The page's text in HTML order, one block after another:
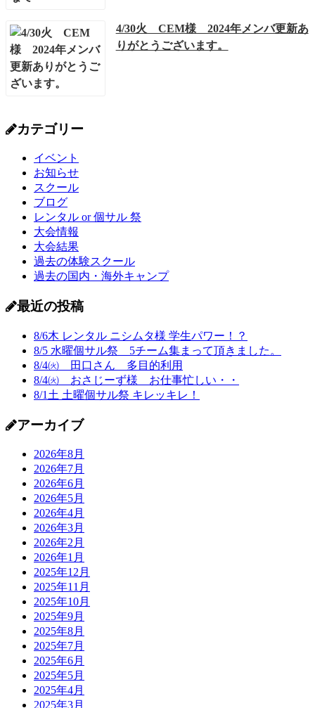
4/30火 CEM様 2024年メンバ更新あ
りがとうございます。
カテゴリー
イベント
お知らせ
スクール
ブログ
レンタル or 個サル 祭
大会情報
大会結果
過去の体験スクール
過去の国内・海外キャンプ
最近の投稿
8/6木 レンタル ニシムタ様 学生パワー！？
8/5 水曜個サル祭 5チーム集まって頂きました。
8/4㈫ 田口さん 多目的利用
8/4㈫ おさじーず様 お仕事忙しい・・
8/1土 土曜個サル祭 キレッキレ！
アーカイブ
2026年8月
2026年7月
2026年6月
2026年5月
2026年4月
2026年3月
2026年2月
2026年1月
2025年12月
2025年11月
2025年10月
2025年9月
2025年8月
2025年7月
2025年6月
2025年5月
2025年4月
2025年3月